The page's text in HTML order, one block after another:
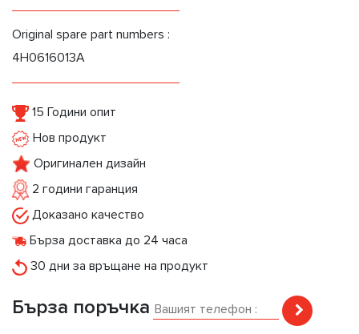
Original spare part numbers :
4H0616013A
15 Години опит
Нов продукт
Оригинален дизайн
2 години гаранция
Доказано качество
Бърза доставка до 24 часа
30 дни за връщане на продукт
Бърза поръчка